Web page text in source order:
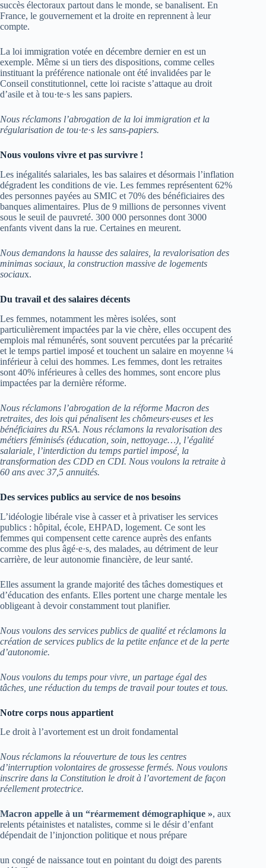
succès électoraux partout dans le monde, se banalisent. En
France, le gouvernement et la droite en reprennent à leur
compte.
La loi immigration votée en décembre dernier en est un
exemple. Même si un tiers des dispositions, comme celles
instituant la préférence nationale ont été invalidées par le
Conseil constitutionnel, cette loi raciste s’attaque au droit
d’asile et à tou·te·s les sans papiers.
Nous réclamons l’abrogation de la loi immigration et la
régularisation de tou·te·s les sans-papiers.
Nous voulons vivre et pas survivre !
Les inégalités salariales, les bas salaires et désormais l’inflation
dégradent les conditions de vie. Les femmes représentent 62%
des personnes payées au SMIC et 70% des bénéficiaires des
banques alimentaires. Plus de 9 millions de personnes vivent
sous le seuil de pauvreté. 300 000 personnes dont 3000
enfants vivent dans la rue. Certaines en meurent.
Nous demandons la hausse des salaires, la revalorisation des
minimas sociaux, la construction massive de logements
sociaux.
Du travail et des salaires décents
Les femmes, notamment les mères isolées, sont
particulièrement impactées par la vie chère, elles occupent des
emplois mal rémunérés, sont souvent percutées par la précarité
et le temps partiel imposé et touchent un salaire en moyenne ¼
inférieur à celui des hommes. Les femmes, dont les retraites
sont 40% inférieures à celles des hommes, sont encore plus
impactées par la dernière réforme.
Nous réclamons l’abrogation de la réforme Macron des
retraites, des lois qui pénalisent les chômeurs·euses et les
bénéficiaires du RSA. Nous réclamons la revalorisation des
métiers féminisés (éducation, soin, nettoyage…), l’égalité
salariale, l’interdiction du temps partiel imposé, la
transformation des CDD en CDI. Nous voulons la retraite à
60 ans avec 37,5 annuités.
Des services publics au service de nos besoins
L’idéologie libérale vise à casser et à privatiser les services
publics : hôpital, école, EHPAD, logement. Ce sont les
femmes qui compensent cette carence auprès des enfants
comme des plus âgé·e·s, des malades, au détriment de leur
carrière, de leur autonomie financière, de leur santé.
Elles assument la grande majorité des tâches domestiques et
d’éducation des enfants. Elles portent une charge mentale les
obligeant à devoir constamment tout planifier.
Nous voulons des services publics de qualité et réclamons la
création de services publics de la petite enfance et de la perte
d’autonomie.
Nous voulons du temps pour vivre, un partage égal des
tâches, une réduction du temps de travail pour toutes et tous.
Notre corps nous appartient
Le droit à l’avortement est un droit fondamental
Nous réclamons la réouverture de tous les centres
d’interruption volontaires de grossesse fermés. Nous voulons
inscrire dans la Constitution le droit à l’avortement de façon
réellement protectrice.
Macron appelle à un “réarmement démographique », aux
relents pétainistes et natalistes, comme si le désir d’enfant
dépendait de l’injonction politique et nous prépare
un congé de naissance tout en pointant du doigt des parents